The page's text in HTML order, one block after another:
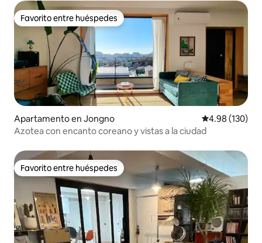
Favorito entre huéspedes
Favorito entre huéspedes
Apartamento en Jongno Calificación
4.98 (130)
Azotea con encanto coreano y vistas a la ciudad
Favorito entre huéspedes
Favorito entre huéspedes